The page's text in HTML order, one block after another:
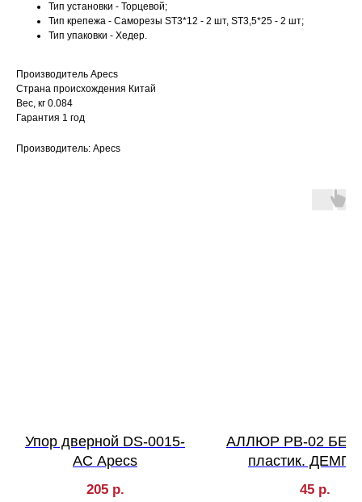
Тип установки - Торцевой;
Тип крепежа - Саморезы ST3*12 - 2 шт, ST3,5*25 - 2 шт;
Тип упаковки - Хедер.
Производитель Apecs
Страна происхождения Китай
Вес, кг 0.084
Гарантия 1 год
Производитель: Apecs
Упор дверной DS-0015-
AC Apecs
205 р.
АЛЛЮР PB-02
пластик.
(ограничитель
45 р.